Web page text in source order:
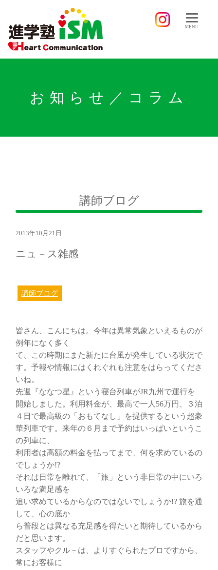
MENU
お知らせ／コラム
講師ブログ
2013年10月21日
ニュ－ス雑感
講師ブログ
皆さん、こんにちは。今年は異常気象といえるものが
例年になく多く
て、この時期にまた新たに台風が発生している状況で
す。予報や情報にはくれぐれも注意をはらってくださ
いね。
先週『ななつ星』という寝台列車がJR九州で運行を
開始しました。利用料金が、最高で一人56万円、３泊
４日で最高級の「おもてなし」を提供するという超豪
華列車です。来年の６月まで予約はいっぱいというこ
の列車に、
利用者は高額の料金を払ってまで、何を求めているの
でしょうか!?
それは日常を離れて、「旅」という非日常の中にいろ
いろな満足感を
追い求めているからなのではないでしょうか!? 旅を通
して、心の底か
ら普段とは異なる充足感を得たいと期待しているから
だと思います。
スタッフやクル－は、よりすぐられたプロですから、
常にお客様に